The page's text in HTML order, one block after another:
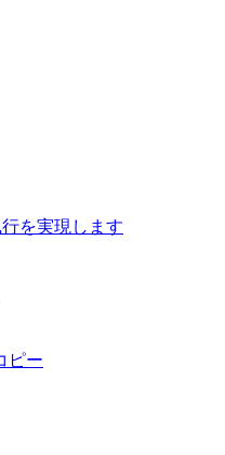
を実現します
ピー